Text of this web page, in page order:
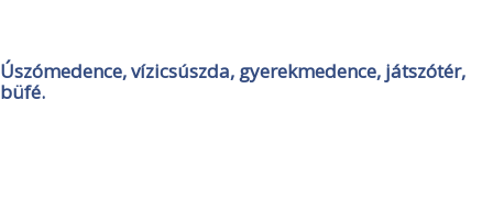
Úszómedence, vízicsúszda, gyerekmedence, játszótér,
büfé.